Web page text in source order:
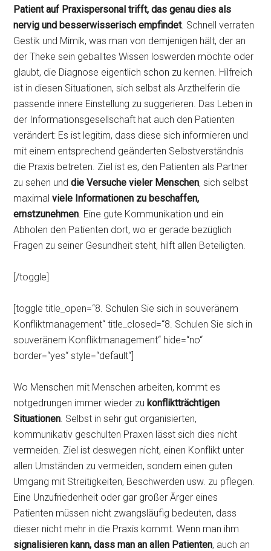
Patient auf Praxispersonal trifft, das genau dies als
nervig und besserwisserisch empfindet. Schnell verraten
Gestik und Mimik, was man von demjenigen hält, der an
der Theke sein geballtes Wissen loswerden möchte oder
glaubt, die Diagnose eigentlich schon zu kennen. Hilfreich
ist in diesen Situationen, sich selbst als Arzthelferin die
passende innere Einstellung zu suggerieren. Das Leben in
der Informationsgesellschaft hat auch den Patienten
verändert: Es ist legitim, dass diese sich informieren und
mit einem entsprechend geänderten Selbstverständnis
die Praxis betreten. Ziel ist es, den Patienten als Partner
zu sehen unddie Versuche vieler Menschen, sich selbst
maximalviele Informationen zu beschaffen,
ernstzunehmen. Eine gute Kommunikation und ein
Abholen den Patienten dort, wo er gerade bezüglich
Fragen zu seiner Gesundheit steht, hilft allen Beteiligten.
[/toggle]
[toggle title_open=“8. Schulen Sie sich in souveränem
Konfliktmanagement“ title_closed=“8. Schulen Sie sich in
souveränem Konfliktmanagement“ hide=“no“
border=“yes“ style=“default“]
Wo Menschen mit Menschen arbeiten, kommt es
notgedrungen immer wieder zukonfliktträchtigen
Situationen. Selbst in sehr gut organisierten,
kommunikativ geschulten Praxen lässt sich dies nicht
vermeiden. Ziel ist deswegen nicht, einen Konflikt unter
allen Umständen zu vermeiden, sondern einen guten
Umgang mit Streitigkeiten, Beschwerden usw. zu pflegen.
Eine Unzufriedenheit oder gar großer Ärger eines
Patienten müssen nicht zwangsläufig bedeuten, dass
dieser nicht mehr in die Praxis kommt. Wenn man ihm
signalisieren kann, dass man an allen Patienten, auch an